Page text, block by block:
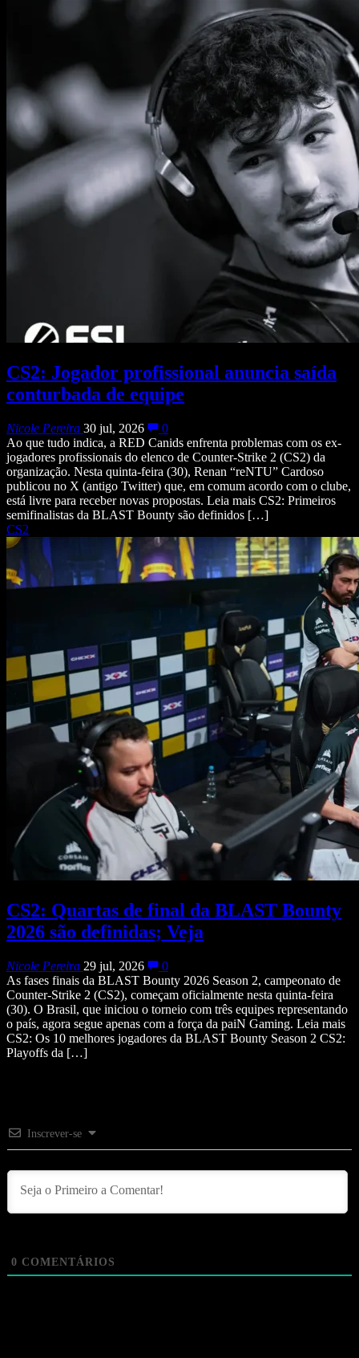
CS2: Jogador profissional anuncia saída
conturbada de equipe
Nicole Pereira 30 jul, 2026
0
Ao que tudo indica, a RED Canids enfrenta problemas com os ex-
jogadores profissionais do elenco de Counter-Strike 2 (CS2) da
organização. Nesta quinta-feira (30), Renan “reNTU” Cardoso
publicou no X (antigo Twitter) que, em comum acordo com o clube,
está livre para receber novas propostas. Leia mais CS2: Primeiros
semifinalistas da BLAST Bounty são definidos […]
CS2
CS2: Quartas de final da BLAST Bounty
2026 são definidas; Veja
Nicole Pereira 29 jul, 2026
0
As fases finais da BLAST Bounty 2026 Season 2, campeonato de
Counter-Strike 2 (CS2), começam oficialmente nesta quinta-feira
(30). O Brasil, que iniciou o torneio com três equipes representando
o país, agora segue apenas com a força da paiN Gaming. Leia mais
CS2: Os 10 melhores jogadores da BLAST Bounty Season 2 CS2:
Playoffs da […]
Inscrever-se
0 COMENTÁRIOS